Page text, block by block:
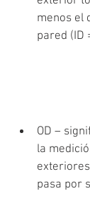
menos el
pared (ID
OD –
la
pasa por